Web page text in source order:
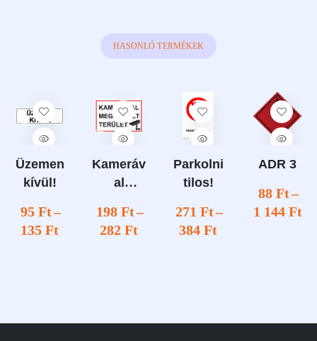
HASONLÓ TERMÉKEK
Üzemen
kívül!
95 Ft–
135 Ft
Kameráv
al
lt terület
198 Ft–
282 Ft
Parkolni
tilos!
271 Ft–
384 Ft
ADR 3
88 Ft–
1 144 Ft